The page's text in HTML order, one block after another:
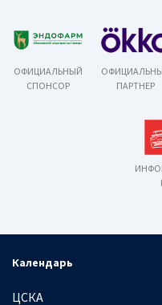
ОФИЦИАЛЬНЫЙ
СПОНСОР
ПАРТНЕР
Календарь
ЦСКА